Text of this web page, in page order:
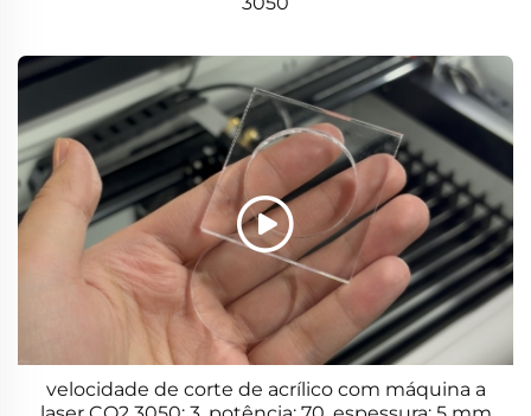
velocidade de corte de acrílico com máquina a